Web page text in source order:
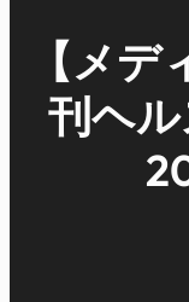
【メ
刊ヘ